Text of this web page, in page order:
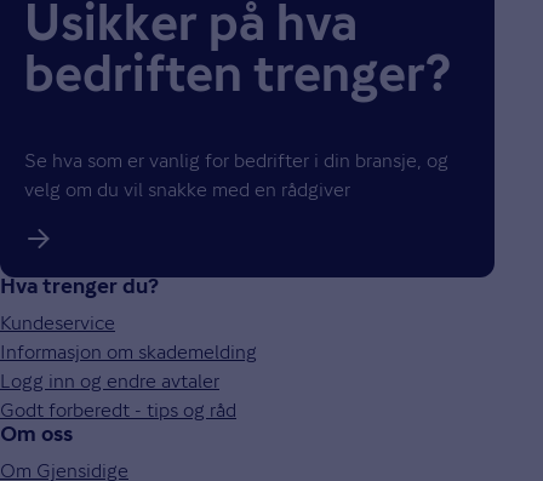
Usikker på hva
bedriften trenger?
Se hva som er vanlig for bedrifter i din bransje, og
velg om du vil snakke med en rådgiver
Hva trenger du?
Kundeservice
Informasjon om skademelding
Logg inn og endre avtaler
Godt forberedt - tips og råd
Om oss
Om Gjensidige